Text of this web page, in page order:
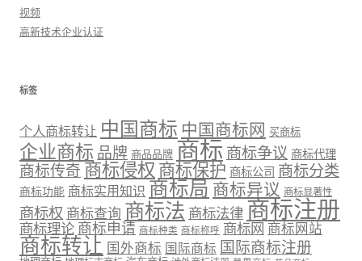
视频
高新技术企业认证
标签
个人商标转让 中国商标 中国商标网 买商标
企业商标 品牌 商品品牌 商标 商标争议 商标代理
商标传奇 商标侵权 商标保护 商标公司 商标分类
商标功能 商标实用知识 商标局 商标异议 商标显著性
商标权 商标查询 商标法 商标法律 商标注册
商标理论 商标申请 商标种类 商标称呼 商标网 商标网站
商标转让 国外商标 国际商标 国际商标注册